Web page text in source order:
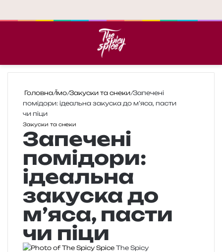
Головна/Їмо/Закуски та снеки/Запечені
помідори: ідеальна закуска до м’яса, пасти
чи піци
Закуски та снеки
Запечені
помідори:
ідеальна
закуска до
м’яса, пасти
чи піци
The Spicy